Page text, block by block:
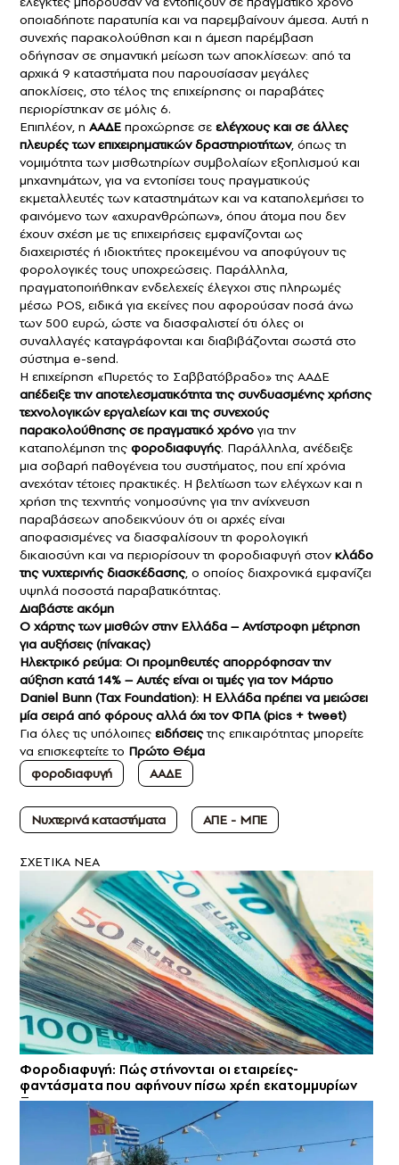
οποιαδήποτε παρατυπία και να παρεμβαίνουν άμεσα. Αυτή η
συνεχής παρακολούθηση και η άμεση παρέμβαση
οδήγησαν σε σημαντική μείωση των αποκλίσεων: από τα
αρχικά 9 καταστήματα που παρουσίασαν μεγάλες
αποκλίσεις, στο τέλος της επιχείρησης οι παραβάτες
περιορίστηκαν σε μόλις 6.
Επιπλέον, η ΑΑΔΕ προχώρησε σε ελέγχους και σε άλλες
πλευρές των επιχειρηματικών δραστηριοτήτων, όπως τη
νομιμότητα των μισθωτηρίων συμβολαίων εξοπλισμού και
μηχανημάτων, για να εντοπίσει τους πραγματικούς
εκμεταλλευτές των καταστημάτων και να καταπολεμήσει το
φαινόμενο των «αχυρανθρώπων», όπου άτομα που δεν
έχουν σχέση με τις επιχειρήσεις εμφανίζονται ως
διαχειριστές ή ιδιοκτήτες προκειμένου να αποφύγουν τις
φορολογικές τους υποχρεώσεις. Παράλληλα,
πραγματοποιήθηκαν ενδελεχείς έλεγχοι στις πληρωμές
μέσω POS, ειδικά για εκείνες που αφορούσαν ποσά άνω
των 500 ευρώ, ώστε να διασφαλιστεί ότι όλες οι
συναλλαγές καταγράφονται και διαβιβάζονται σωστά στο
σύστημα e-send.
Η επιχείρηση «Πυρετός το Σαββατόβραδο» της ΑΑΔΕ
απέδειξε την αποτελεσματικότητα της συνδυασμένης χρήσης
τεχνολογικών εργαλείων και της συνεχούς
παρακολούθησης σε πραγματικό χρόνο για την
καταπολέμηση της φοροδιαφυγής. Παράλληλα, ανέδειξε
μια σοβαρή παθογένεια του συστήματος, που επί χρόνια
ανεχόταν τέτοιες πρακτικές. Η βελτίωση των ελέγχων και η
χρήση της τεχνητής νοημοσύνης για την ανίχνευση
παραβάσεων αποδεικνύουν ότι οι αρχές είναι
αποφασισμένες να διασφαλίσουν τη φορολογική
δικαιοσύνη και να περιορίσουν τη φοροδιαφυγή στονκλάδο
της νυχτερινής διασκέδασης, ο οποίος διαχρονικά εμφανίζει
υψηλά ποσοστά παραβατικότητας.
Διαβάστε ακόμη
Ο χάρτης των μισθών στην Ελλάδα – Αντίστροφη μέτρηση
για αυξήσεις (πίνακας)
Ηλεκτρικό ρεύμα: Οι προμηθευτές απορρόφησαν την
αύξηση κατά 14% – Αυτές είναι οι τιμές για τον Μάρτιο
Daniel Bunn (Tax Foundation): Η Ελλάδα πρέπει να μειώσει
μία σειρά από φόρους αλλά όχι τον ΦΠΑ (pics + tweet)
Για όλες τις υπόλοιπες ειδήσειςτης επικαιρότητας μπορείτε
να επισκεφτείτε το Πρώτο Θέμα
φοροδιαφυγή
ΑΑΔΕ
Νυχτερινά καταστήματα ΑΠΕ - ΜΠΕ
ΣXETIKA NEA
Φοροδιαφυγή: Πώς στήνονται οι εταιρείες-
φαντάσματα που αφήνουν πίσω χρέη εκατομμυρίων